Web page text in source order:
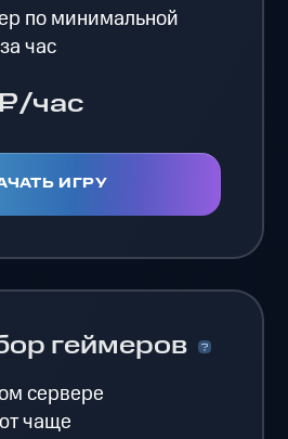
по минимальной
час
час
ИГРУ
геймеров
сервере
чаще